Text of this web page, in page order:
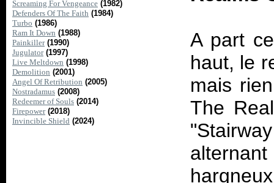
Screaming For Vengeance (1982)
Defenders Of The Faith (1984)
Turbo (1986)
Ram It Down (1988)
Painkiller (1990)
Jugulator (1997)
Live Meltdown (1998)
Demolition (2001)
Angel Of Retribution (2005)
Nostradamus (2008)
Redeemer of Souls (2014)
Firepower (2018)
Invincible Shield (2024)
A part
haut, le
mais
The